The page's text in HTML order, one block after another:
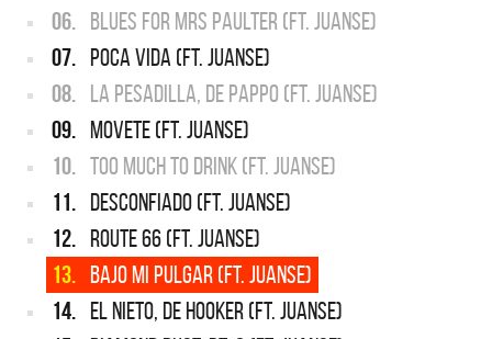
06. BLUES FOR MRS PAULTER (FT. JUANSE)
07. POCA VIDA (FT. JUANSE)
08. LA PESADILLA, DE PAPPO (FT. JUANSE)
09. MOVETE (FT. JUANSE)
10. TOO MUCH TO DRINK (FT. JUANSE)
11. DESCONFIADO (FT. JUANSE)
12. ROUTE 66 (FT. JUANSE)
13. BAJO MI PULGAR (FT. JUANSE)
14. EL NIETO, DE HOOKER (FT. JUANSE)